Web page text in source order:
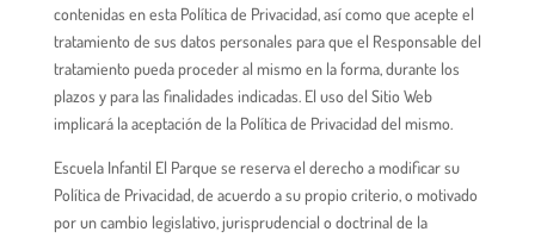
contenidas en esta Política de Privacidad, así como que acepte el
tratamiento de sus datos personales para que el Responsable del
tratamiento pueda proceder al mismo en la forma, durante los
plazos y para las finalidades indicadas. El uso del Sitio Web
implicará la aceptación de la Política de Privacidad del mismo.
Escuela Infantil El Parque se reserva el derecho a modificar su
Política de Privacidad, de acuerdo a su propio criterio, o motivado
por un cambio legislativo, jurisprudencial o doctrinal de la